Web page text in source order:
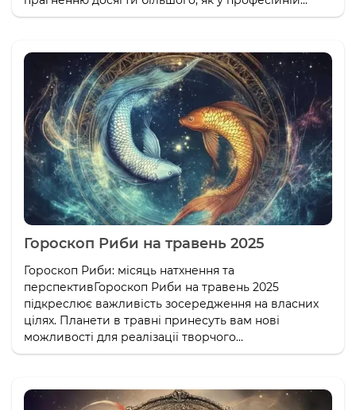
Гороскоп Риби на травень 2025
Гороскоп Риби: місяць натхнення та
перспективГороскоп Риби на травень 2025
підкреслює важливість зосередження на власних
цілях. Планети в травні принесуть вам нові
можливості для реалізації творчого...